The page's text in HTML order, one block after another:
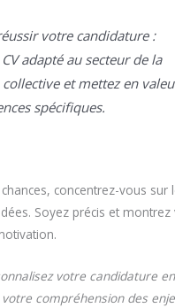
votre candidature :
adapté au secteur de la
et mettez en
spécifiques.
concentrez-vous sur
Soyez précis et montrez
votre candidature
compréhension des